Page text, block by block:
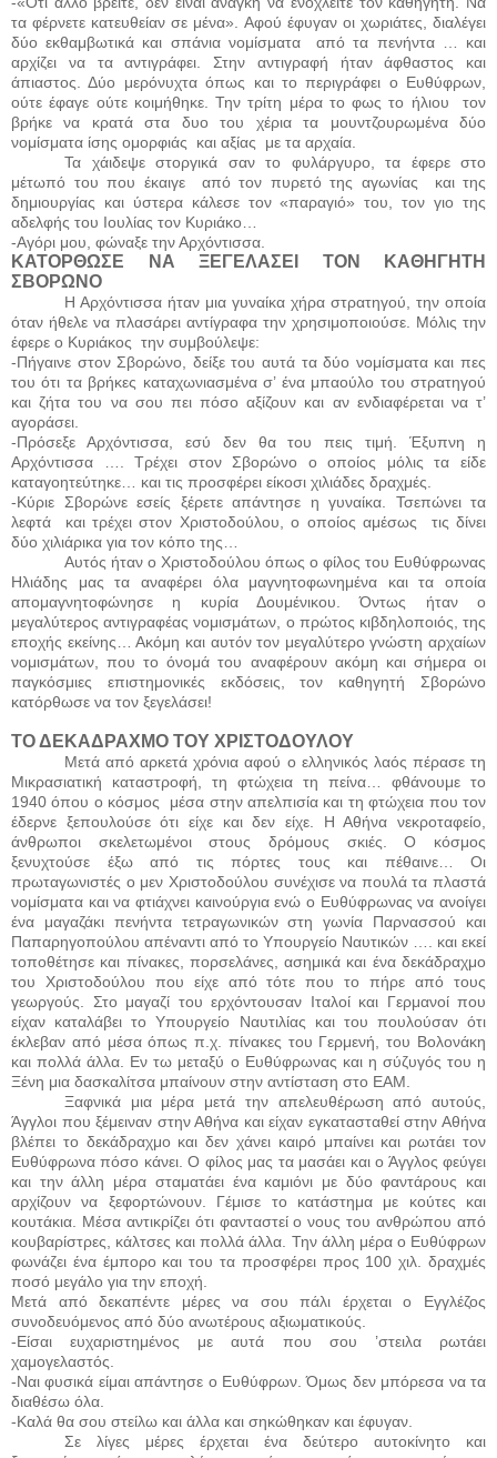
τα φέρνετε κατευθείαν σε μένα». Αφού έφυγαν οι χωριάτες, διαλέγει
δύο εκθαμβωτικά και σπάνια νομίσματα
από τα πενήντα … και
αρχίζει να τα αντιγράφει. Στην αντιγραφή ήταν άφθαστος και
άπιαστος. Δύο μερόνυχτα όπως και το περιγράφει ο Ευθύφρων,
ούτε έφαγε ούτε κοιμήθηκε. Την τρίτη μέρα το φως το ήλιου
τον
βρήκε να κρατά στα δυο του χέρια τα μουντζουρωμένα δύο
νομίσματα ίσης ομορφιάς
και αξίας
με τα αρχαία.
Τα χάιδεψε στοργικά σαν το φυλάργυρο, τα έφερε στο
μέτωπό του που έκαιγε
από τον πυρετό της αγωνίας
και της
δημιουργίας και ύστερα κάλεσε τον «παραγιό» του, τον γιο της
αδελφής του Ιουλίας τον Κυριάκο…
-Αγόρι μου, φώναξε την Αρχόντισσα.
ΚΑΤΟΡΘΩΣΕ ΝΑ ΞΕΓΕΛΑΣΕΙ ΤΟΝ ΚΑΘΗΓΗΤΗ
ΣΒΟΡΩΝΟ
Η Αρχόντισσα ήταν μια γυναίκα χήρα στρατηγού, την οποία
όταν ήθελε να πλασάρει αντίγραφα την χρησιμοποιούσε. Μόλις την
έφερε ο Κυριάκος την συμβούλεψε:
-Πήγαινε στον Σβορώνο, δείξε του αυτά τα δύο νομίσματα και πες
του ότι τα βρήκες καταχωνιασμένα σ’ ένα μπαούλο του στρατηγού
και ζήτα του να σου πει πόσο αξίζουν και αν ενδιαφέρεται να τ’
αγοράσει.
-Πρόσεξε Αρχόντισσα, εσύ δεν θα του πεις τιμή. Έξυπνη η
Αρχόντισσα …. Τρέχει στον Σβορώνο ο οποίος μόλις τα είδε
καταγοητεύτηκε… και τις προσφέρει είκοσι χιλιάδες δραχμές.
-Κύριε Σβορώνε εσείς ξέρετε απάντησε η γυναίκα. Τσεπώνει τα
λεφτά
και τρέχει στον Χριστοδούλου, ο οποίος αμέσως
τις δίνει
δύο χιλιάρικα για τον κόπο της…
Αυτός ήταν ο Χριστοδούλου όπως ο φίλος του Ευθύφρωνας
Ηλιάδης μας τα αναφέρει όλα μαγνητοφωνημένα και τα οποία
απομαγνητοφώνησε η κυρία Δουμένικου. Όντως ήταν ο
μεγαλύτερος αντιγραφέας νομισμάτων, ο πρώτος κιβδηλοποιός, της
εποχής εκείνης… Ακόμη και αυτόν τον μεγαλύτερο γνώστη αρχαίων
νομισμάτων, που το όνομά του αναφέρουν ακόμη και σήμερα οι
παγκόσμιες επιστημονικές εκδόσεις, τον καθηγητή Σβορώνο
κατόρθωσε να τον ξεγελάσει!
ΤΟ ΔΕΚΑΔΡΑΧΜΟ ΤΟΥ ΧΡΙΣΤΟΔΟΥΛΟΥ
Μετά από αρκετά χρόνια αφού ο ελληνικός λαός πέρασε τη
Μικρασιατική καταστροφή, τη φτώχεια τη πείνα… φθάνουμε το
1940 όπου ο κόσμος
μέσα στην απελπισία και τη φτώχεια που τον
έδερνε ξεπουλούσε ότι είχε και δεν είχε. Η Αθήνα νεκροταφείο,
άνθρωποι σκελετωμένοι στους δρόμους σκιές. Ο κόσμος
ξενυχτούσε έξω από τις πόρτες τους και πέθαινε… Οι
πρωταγωνιστές ο μεν Χριστοδούλου συνέχισε να πουλά τα πλαστά
νομίσματα και να φτιάχνει καινούργια ενώ ο Ευθύφρωνας να ανοίγει
ένα μαγαζάκι πενήντα τετραγωνικών στη γωνία Παρνασσού και
Παπαρηγοπούλου απέναντι από το Υπουργείο Ναυτικών …. και εκεί
τοποθέτησε και πίνακες, πορσελάνες, ασημικά και ένα δεκάδραχμο
του Χριστοδούλου που είχε από τότε που το πήρε από τους
γεωργούς. Στο μαγαζί του ερχόντουσαν Ιταλοί και Γερμανοί που
είχαν καταλάβει το Υπουργείο Ναυτιλίας και του πουλούσαν ότι
έκλεβαν από μέσα όπως π.χ. πίνακες του Γερμενή, του Βολονάκη
και πολλά άλλα. Εν τω μεταξύ ο Ευθύφρωνας και η σύζυγός του η
Ξένη μια δασκαλίτσα μπαίνουν στην αντίσταση στο ΕΑΜ.
Ξαφνικά μια μέρα μετά την απελευθέρωση από αυτούς,
Άγγλοι που ξέμειναν στην Αθήνα και είχαν εγκατασταθεί στην Αθήνα
βλέπει το δεκάδραχμο και δεν χάνει καιρό μπαίνει και ρωτάει τον
Ευθύφρωνα πόσο κάνει. Ο φίλος μας τα μασάει και ο Άγγλος φεύγει
και την άλλη μέρα σταματάει ένα καμιόνι με δύο φαντάρους και
αρχίζουν να ξεφορτώνουν. Γέμισε το κατάστημα με κούτες και
κουτάκια. Μέσα αντικρίζει ότι φανταστεί ο νους του ανθρώπου από
κουβαρίστρες, κάλτσες και πολλά άλλα. Την άλλη μέρα ο Ευθύφρων
φωνάζει ένα έμπορο και του τα προσφέρει προς 100 χιλ. δραχμές
ποσό μεγάλο για την εποχή.
Μετά από δεκαπέντε μέρες να σου πάλι έρχεται ο Εγγλέζος
συνοδευόμενος από δύο ανωτέρους αξιωματικούς.
-Είσαι ευχαριστημένος με αυτά που σου ’στειλα ρωτάει
χαμογελαστός.
-Ναι φυσικά είμαι απάντησε ο Ευθύφρων. Όμως δεν μπόρεσα να τα
διαθέσω όλα.
-Καλά θα σου στείλω και άλλα και σηκώθηκαν και έφυγαν.
Σε λίγες μέρες έρχεται ένα δεύτερο αυτοκίνητο και